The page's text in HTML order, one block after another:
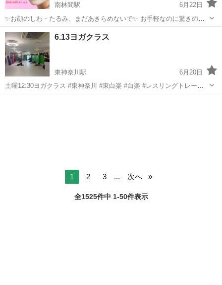
南林間駅
6月22日
✨お顔のしわ・たるみ、まだあきらめないで✨ お手軽なのに驚きの効
果を実感する方が続出！ 女性限定、40代も70代も大歓迎です💐 鏡を
見て「あれ？私なんだか老けてきた？」と感じていませんか？ ★ま
ぶたのハリがなく...
神奈川 大和市 南林間駅
6.13ヨガクラス
東神奈川駅
6月20日
土曜12:30ヨガクラス #東神奈川 #東白楽 #白楽 #レスリングトレーナ
ー募集中 #インストラクター募集中 #反町 #出稽古歓迎 #大口 #
1 2 3 ... 次へ
全1525件中 1-50件表示